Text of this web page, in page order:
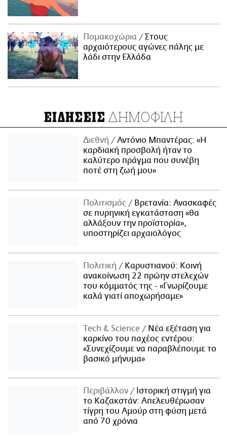
Πομακοχώρια
Στους
αρχαιότερους αγώνες πάλης με
λάδι στην Ελλάδα
ΕΙΔΗΣΕΙΣ ΔΗΜΟΦΙΛΗ
Διεθνή
Αντόνιο Μπαντέρας: «Η
καρδιακή προσβολή ήταν το
καλύτερο πράγμα που συνέβη
ποτέ στη ζωή μου»
Πολιτισμός
Βρετανία: Ανασκαφές
σε πυρηνική εγκατάσταση «θα
αλλάξουν την προϊστορία»,
υποστηρίζει αρχαιολόγος
Πολιτική
Καρυστιανού: Κοινή
ανακοίνωση 22 πρώην στελεχών
του κόμματός της - «Γνωρίζουμε
καλά γιατί αποχωρήσαμε»
Τech & Science
Νέα εξέταση για
καρκίνο του παχέος εντέρου:
«Συνεχίζουμε να παραβλέπουμε το
βασικό μήνυμα»
Περιβάλλον
Ιστορική στιγμή για
το Καζακστάν: Απελευθέρωσαν
τίγρη του Αμούρ στη φύση μετά
από 70 χρόνια